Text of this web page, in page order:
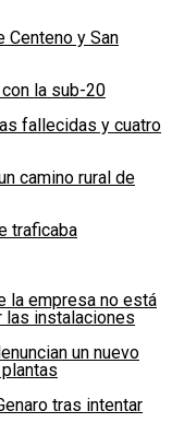
Centeno y San
la sub-20
fallecidas y cuatro
camino rural de
traficaba
la empresa no está
las instalaciones
un nuevo
tras intentar